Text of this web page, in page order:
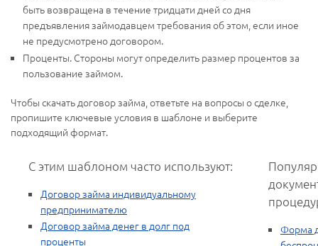
быть возвращена в течение тридцати дней со дня
предъявления займодавцем требования об этом, если иное
не предусмотрено договором.
Проценты. Стороны могут определить размер процентов за
пользование займом.
Чтобы скачать договор займа, ответьте на вопросы о сделке,
пропишите ключевые условия в шаблоне и выберите
подходящий формат.
С этим шаблоном часто используют:
Договор займа индивидуальному
предпринимателю
Договор займа денег в долг под
проценты
Форма